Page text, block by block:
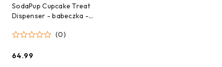
SodaPup Cupcake Treat
Dispenser - babeczka -
(0)
Cena:
64.99